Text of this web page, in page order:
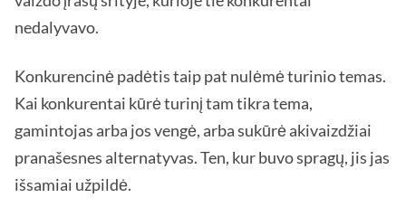
nedalyvavo.
Konkurencinė padėtis taip pat nulėmė turinio temas.
Kai konkurentai kūrė turinį tam tikra tema,
gamintojas arba jos vengė, arba sukūrė akivaizdžiai
pranašesnes alternatyvas. Ten, kur buvo spragų, jis jas
išsamiai užpildė.